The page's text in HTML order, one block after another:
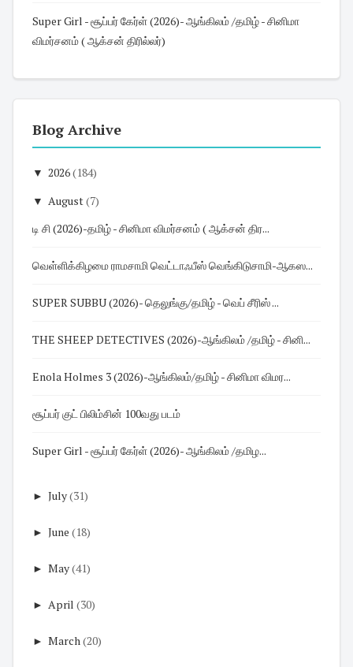
Super Girl - சூப்பர் கேர்ள் (2026)- ஆங்கிலம் /தமிழ் - சினிமா
விமர்சனம் ( ஆக்சன் திரில்லர்)
Blog Archive
▼ 2026(184)
▼ August(7)
டி சி (2026)-தமிழ் - சினிமா விமர்சனம் ( ஆக்சன் திர...
வெள்ளிக்கிழமை ராமசாமி வெட்டாஃபீஸ் வெங்கிடுசாமி-ஆகஸ...
SUPER SUBBU (2026)- தெலுங்கு/தமிழ் - வெப் சீரிஸ் ...
THE SHEEP DETECTIVES (2026)-ஆங்கிலம் /தமிழ் - சினி...
Enola Holmes 3 (2026)-ஆங்கிலம்/தமிழ் - சினிமா விமர...
சூப்பர் குட் பிலிம்சின் 100வது படம்
Super Girl - சூப்பர் கேர்ள் (2026)- ஆங்கிலம் /தமிழ...
► July(31)
► June (18)
► May(41)
► April (30)
► March (20)